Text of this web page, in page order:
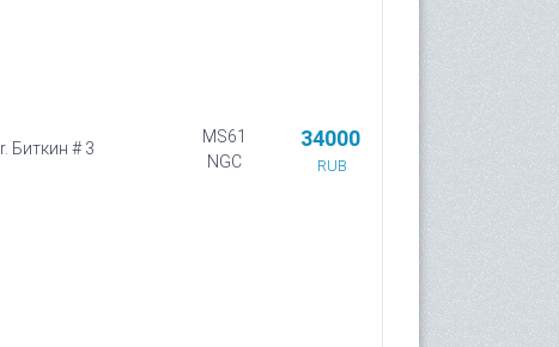
Биткин # 3
MS61
NGC
34000
RUB